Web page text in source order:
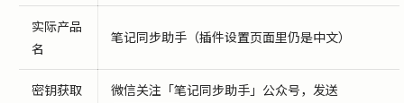
实际产品
名
笔记同步助手（插件设置页面里仍是中文）
密钥获取
微信关注「笔记同步助手」公众号，发送